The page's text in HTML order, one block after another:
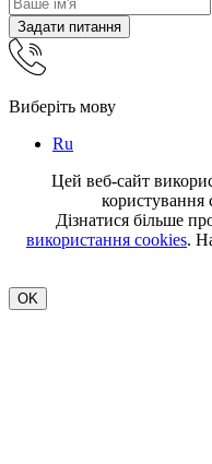
Задати питання
Виберіть мову
Ru
Цей веб-сайт
користування
Дізнатися більше
використання cookies.
OK